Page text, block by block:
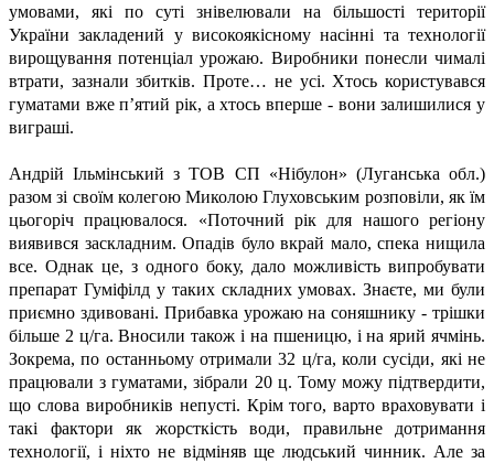
умовами, які по суті знівелювали на більшості території
України закладений у високоякісному насінні та технології
вирощування потенціал урожаю. Виробники понесли чималі
втрати, зазнали збитків. Проте… не усі. Хтось користувався
гуматами вже п’ятий рік, а хтось вперше - вони залишилися у
виграші.
Андрій Ільмінський з ТОВ СП «Нібулон» (Луганська обл.)
разом зі своїм колегою Миколою Глуховським розповіли, як їм
цьогоріч працювалося. «Поточний рік для нашого регіону
виявився заскладним. Опадів було вкрай мало, спека нищила
все. Однак це, з одного боку, дало можливість випробувати
препарат Гуміфілд у таких складних умовах. Знаєте, ми були
приємно здивовані. Прибавка урожаю на соняшнику - трішки
більше 2 ц/га.Вносили також і на пшеницю, і на ярий ячмінь.
Зокрема, по останньому отримали 32 ц/га, коли сусіди, які не
працювали з гуматами, зібрали 20 ц. Тому можу підтвердити,
що слова виробників непусті. Крім того, варто враховувати і
такі фактори як жорсткість води, правильне дотримання
технології, і ніхто не відміняв ще людський чинник. Але за